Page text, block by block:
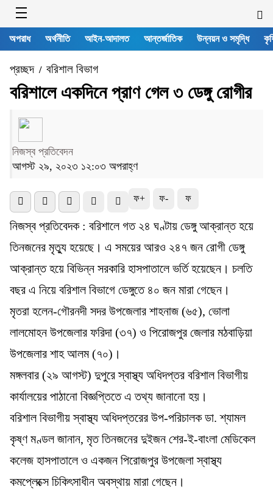
অপরাধ অর্থনীতি আইন-আদালত আন্তর্জাতিক উন্নয়ন ও সমৃদ্ধি
প্রচ্ছদ/ বরিশাল বিভাগ
বরিশালে একদিনে প্রাণ গেল ৩ ডেঙ্গু রোগীর
নিজস্ব প্রতিবেদন
আগস্ট ২৯, ২০২৩ ১২:০৩ অপরাহ্ণ
ফ+ ফ- ফ
নিজস্ব প্রতিবেদক : বরিশালে গত ২৪ ঘণ্টায় ডেঙ্গু আক্রান্ত হয়ে
তিনজনের মৃত্যু হয়েছে। এ সময়ের আরও ২৪৭ জন রোগী ডেঙ্গু
আক্রান্ত হয়ে বিভিন্ন সরকারি হাসপাতালে ভর্তি হয়েছেন। চলতি
বছর এ নিয়ে বরিশাল বিভাগে ডেঙ্গুতে ৪০ জন মারা গেছেন।
মৃতরা হলেন-গৌরনদী সদর উপজেলার শাহনাজ (৬৫), ভোলা
লালমোহন উপজেলার ফরিদা (৩৭) ও পিরোজপুর জেলার মঠবাড়িয়া
উপজেলার শাহ আলম (৭০)।
মঙ্গলবার (২৯ আগস্ট) দুপুরে স্বাস্থ্য অধিদপ্তর বরিশাল বিভাগীয়
কার্যালয়ের পাঠানো বিজ্ঞপ্তিতে এ তথ্য জানানো হয়।
বরিশাল বিভাগীয় স্বাস্থ্য অধিদপ্তরের উপ-পরিচালক ডা. শ্যামল
কৃষ্ণ মণ্ডল জানান, মৃত তিনজনের দুইজন শের-ই-বাংলা মেডিকেল
কলেজ হাসপাতালে ও একজন পিরোজপুর উপজেলা স্বাস্থ্য
কমপ্লেক্সে চিকিৎসাধীন অবস্থায় মারা গেছেন।